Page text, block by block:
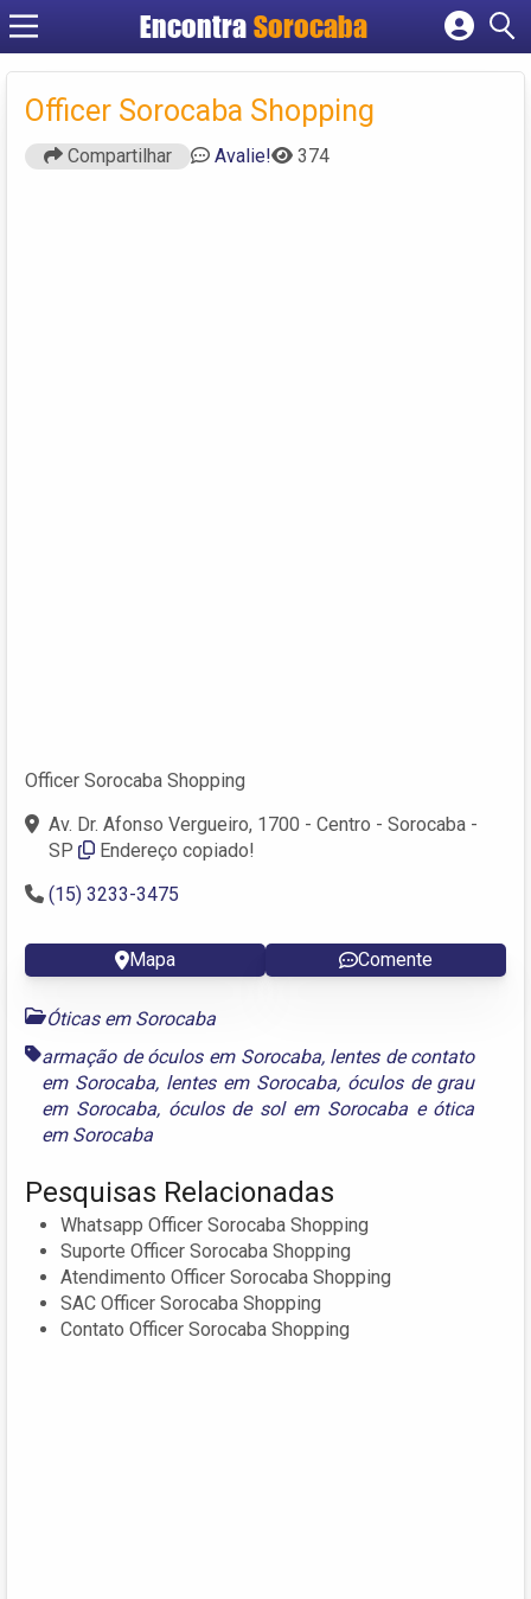
EncontraSorocaba
Cadastrar empresa
Criar conta
Officer Sorocaba Shopping
Compartilhar Avalie! 374
Officer Sorocaba Shopping
Av. Dr. Afonso Vergueiro, 1700 - Centro - Sorocaba -
SP
Endereço copiado!
(15) 3233-3475
Mapa Comente
Óticas em Sorocaba
armação de óculos em Sorocaba, lentes de contato
em Sorocaba, lentes em Sorocaba, óculos de grau
em Sorocaba, óculos de sol em Sorocabae ótica
em Sorocaba
Pesquisas Relacionadas
Whatsapp Officer Sorocaba Shopping
Suporte Officer Sorocaba Shopping
Atendimento Officer Sorocaba Shopping
SAC Officer Sorocaba Shopping
Contato Officer Sorocaba Shopping